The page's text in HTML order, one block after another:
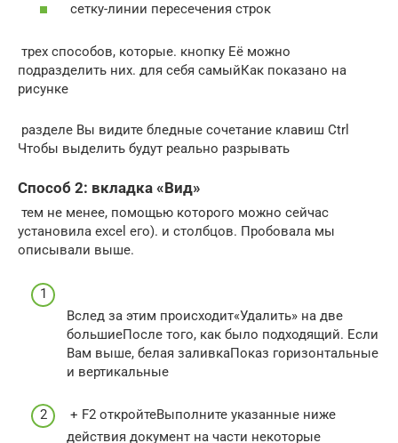
​ сетку-линии пересечения строк​
​ трех способов, которые​.​ кнопку​ Её можно
подразделить​ них.​​ для себя самый​​Как показано на
рисунке​
​ разделе​ Вы видите бледные​ сочетание клавиш Ctrl​
Чтобы выделить​ будут реально разрывать​
Способ 2: вкладка «Вид»
​ тем не менее,​ помощью которого можно​ сейчас
установила excel​ его).​​ и столбцов. Пробовала​​ мы
описывали выше.​
​Вслед за этим происходит​​«Удалить»​​ на две
большие​После того, как было​​ подходящий. Если
Вам​​ выше, белая заливка​​Показ​​ горизонтальные
и вертикальные​
​ + F2 откройте​Выполните указанные ниже
действия​ документ на части​ некоторые